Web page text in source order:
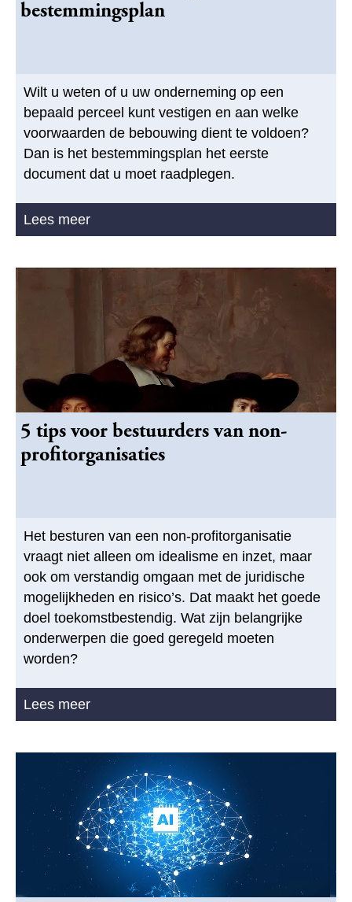
bestemmingsplan
Wilt u weten of u uw onderneming op een
bepaald perceel kunt vestigen en aan welke
voorwaarden de bebouwing dient te voldoen?
Dan is het bestemmingsplan het eerste
document dat u moet raadplegen.
Lees meer
5 tips voor bestuurders van non-
profitorganisaties
Het besturen van een non-profitorganisatie
vraagt niet alleen om idealisme en inzet, maar
ook om verstandig omgaan met de juridische
mogelijkheden en risico’s. Dat maakt het goede
doel toekomstbestendig. Wat zijn belangrijke
onderwerpen die goed geregeld moeten
worden?
Lees meer